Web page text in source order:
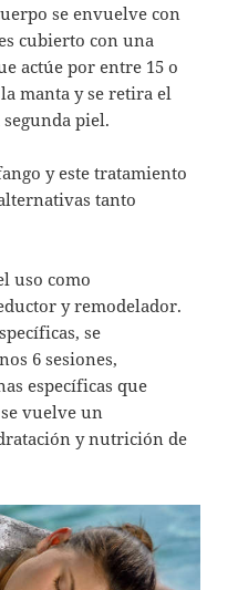
se envuelve con
cubierto con una
actúe por entre 15 o
manta y se retira el
piel.
y este tratamiento
tanto
uso como
y remodelador.
se
6 sesiones,
específicas que
vuelve un
y nutrición de